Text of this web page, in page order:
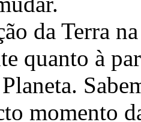
da Terra
quanto à
momento